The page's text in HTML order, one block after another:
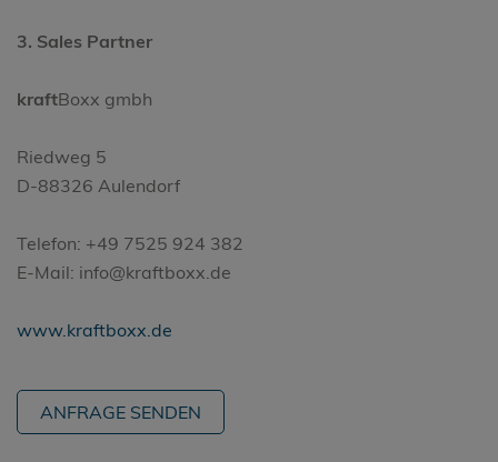
3. Sales Partner
kraftBoxx gmbh
Riedweg 5
D-88326 Aulendorf
Telefon: +49 7525 924 382
E-Mail: info@kraftboxx.de
www.kraftboxx.de
ANFRAGE SENDEN